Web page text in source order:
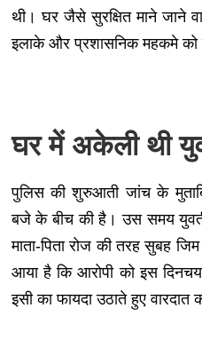
थी। घर जैसे सुरक्षित माने जाने
इलाके और प्रशासनिक महकमे को
घर में अकेली थी
पुलिस की शुरुआती जांच के
बजे के बीच की है। उस समय
माता-पिता रोज की तरह सुबह
आया है कि आरोपी को इस
इसी का फायदा उठाते हुए वारदात